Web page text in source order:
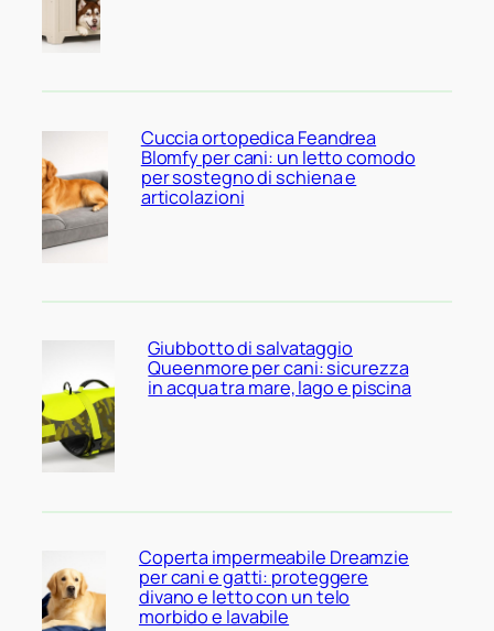
Cuccia ortopedica Feandrea
Blomfy per cani: un letto comodo
per sostegno di schiena e
articolazioni
Giubbotto di salvataggio
Queenmore per cani: sicurezza
in acqua tra mare, lago e piscina
Coperta impermeabile Dreamzie
per cani e gatti: proteggere
divano e letto con un telo
morbido e lavabile